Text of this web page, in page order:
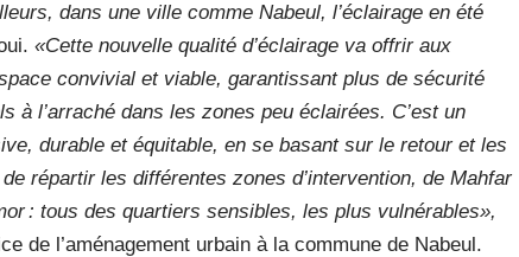
dans une ville comme Nabeul, l’éclairage en été
«Cette nouvelle qualité d’éclairage va offrir aux
convivial et viable, garantissant plus de sécurité
à l’arraché dans les zones peu éclairées. C’est un
durable et équitable, en se basant sur le retour et les
répartir les différentes zones d’intervention, de Mahfar
: tous des quartiers sensibles, les plus vulnérables»,
de l’aménagement urbain à la commune de Nabeul.